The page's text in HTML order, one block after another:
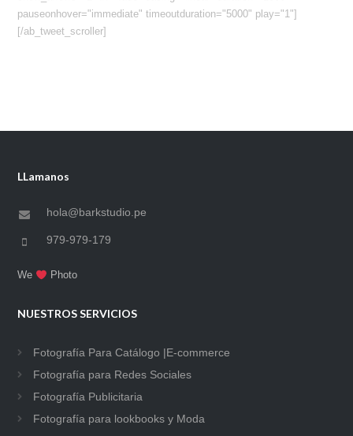
pauseonhover="immediate" timeoutduration="5000" play="1"]
[/ab_tweet_scroller]
LLamanos
hola@barkstudio.pe
979-979-179
We Photo
NUESTROS SERVICIOS
Fotografía Para Catálogo |E-commerce
Fotografía para Redes Sociales
Fotografía Publicitaria
Fotografía para lookbooks y Moda